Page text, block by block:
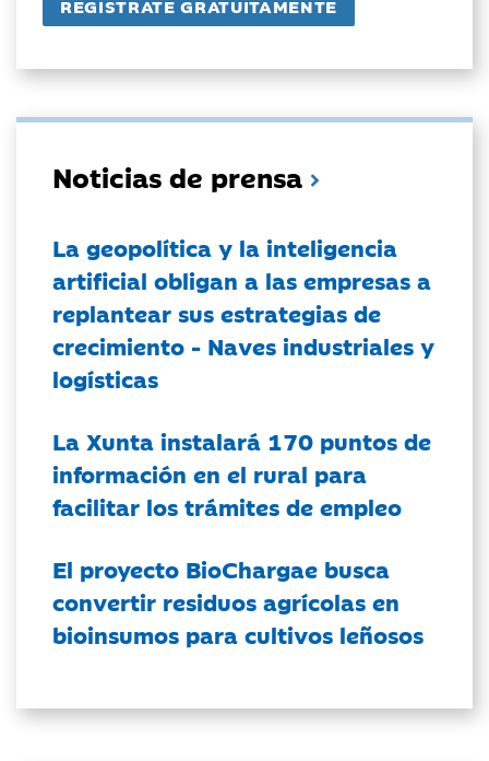
Noticias de prensa
La geopolítica y la inteligencia
artificial obligan a las empresas a
replantear sus estrategias de
crecimiento - Naves industriales y
logísticas
La Xunta instalará 170 puntos de
información en el rural para
facilitar los trámites de empleo
El proyecto BioChargae busca
convertir residuos agrícolas en
bioinsumos para cultivos leñosos